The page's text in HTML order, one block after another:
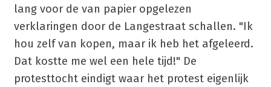
lang voor de van papier opgelezen
verklaringen door de Langestraat schallen. "Ik
hou zelf van kopen, maar ik heb het afgeleerd.
Dat kostte me wel een hele tijd!" De
protesttocht eindigt waar het protest eigenlijk